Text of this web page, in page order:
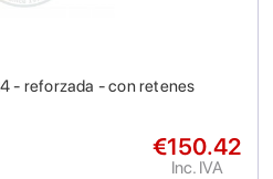
- reforzada - con retenes
€150.42
Inc. IVA